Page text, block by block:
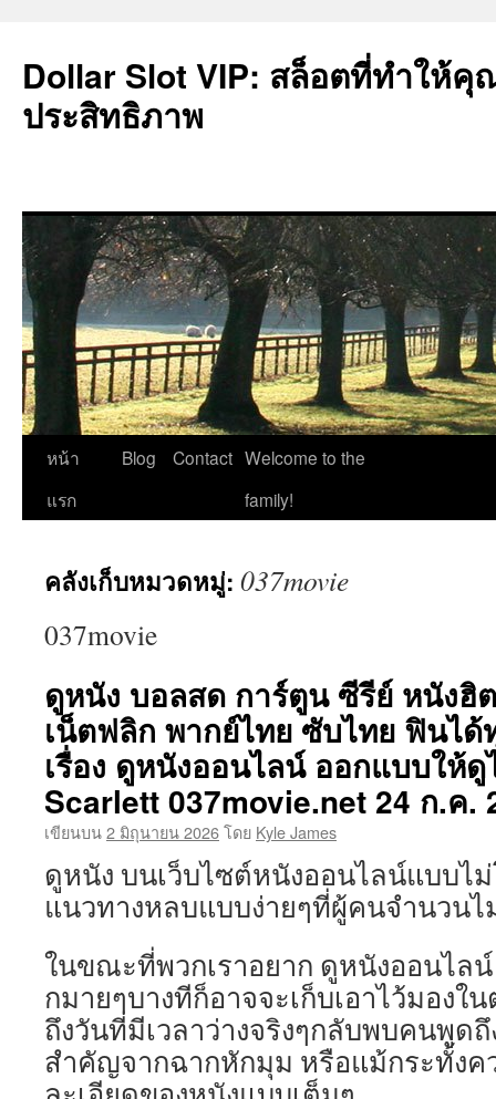
Dollar Slot VIP: สล็อตที่ทำให้คุ
ประสิทธิภาพ
ข้าม
ไป
เนื้อหา
หน้า
แรก
Blog Contact Welcome to the
family!
คลังเก็บหมวดหมู่: 037movie
037movie
ดูหนัง บอลสด การ์ตูน ซีรีย์ หนังฮิ
เน็ตฟลิก พากย์ไทย ซับไทย ฟินไ
เรื่อง ดูหนังออนไลน์ ออกแบบให้
Scarlett 037movie.net 24 ก.ค.
เขียนบน2 มิถุนายน 2026โดย Kyle James
ดูหนัง บนเว็บไซต์หนังออนไลน์แบบไ
แนวทางหลบแบบง่ายๆที่ผู้คนจำนวน
ในขณะที่พวกเราอยาก ดูหนังออนไลน์
กมายๆบางทีก็อาจจะเก็บเอาไว้มองใ
ถึงวันที่มีเวลาว่างจริงๆกลับพบคนพูด
สำคัญจากฉากหักมุม หรือแม้กระทั้งค